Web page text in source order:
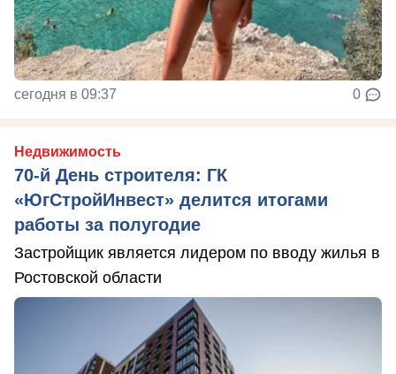
сегодня в 09:37 0
Недвижимость
70-й День строителя: ГК
«ЮгСтройИнвест» делится итогами
работы за полугодие
Застройщик является лидером по вводу жилья в
Ростовской области